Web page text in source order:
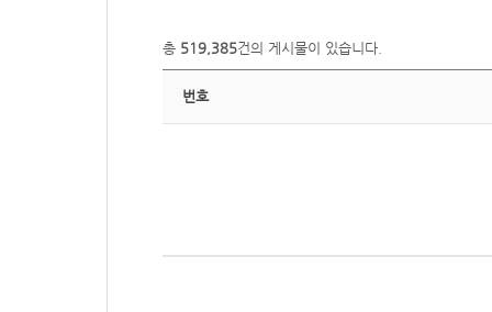
총 519,385건의 게시물이 있습니다.
번호